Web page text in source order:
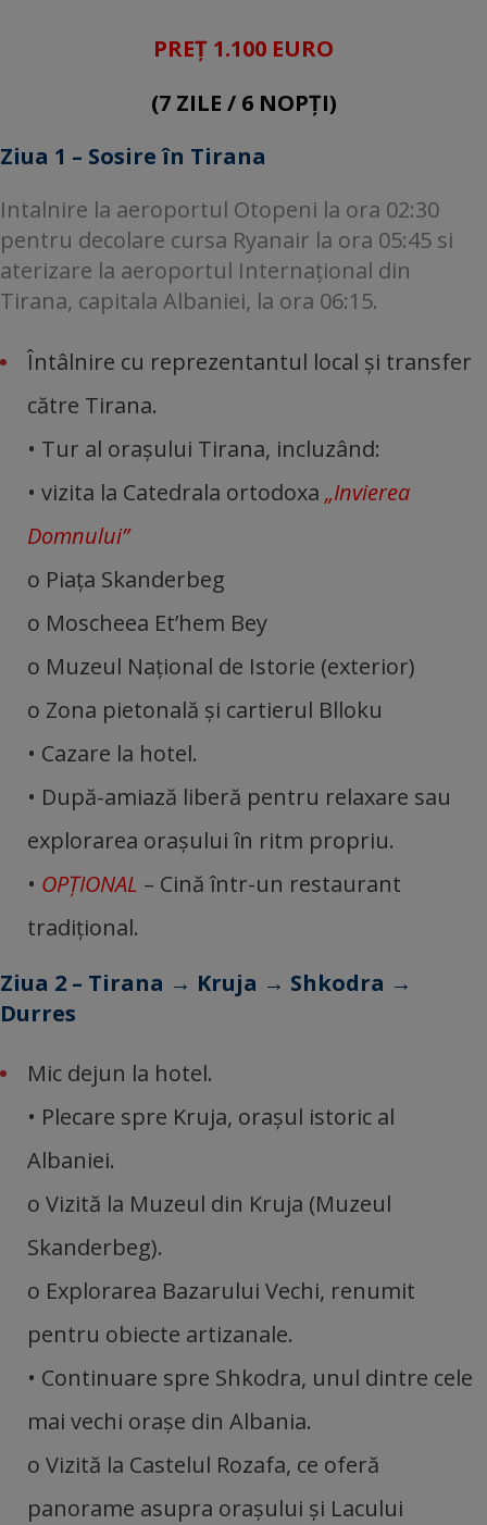
PREȚ 1.100 EURO
(7 ZILE / 6 NOPȚI)
Ziua 1 – Sosire în Tirana
Intalnire la aeroportul Otopeni la ora 02:30
pentru decolare cursa Ryanair la ora 05:45 si
aterizare la aeroportul Internațional din
Tirana, capitala Albaniei, la ora 06:15.
Întâlnire cu reprezentantul local și transfer
către Tirana.
• Tur al orașului Tirana, incluzând:
• vizita la Catedrala ortodoxa „Invierea
Domnului”
o Piața Skanderbeg
o Moscheea Et’hem Bey
o Muzeul Național de Istorie (exterior)
o Zona pietonală și cartierul Blloku
• Cazare la hotel.
• După-amiază liberă pentru relaxare sau
explorarea orașului în ritm propriu.
• OPȚIONAL – Cină într-un restaurant
tradițional.
Ziua 2 – Tirana → Kruja → Shkodra →
Durres
Mic dejun la hotel.
• Plecare spre Kruja, orașul istoric al
Albaniei.
o Vizită la Muzeul din Kruja (Muzeul
Skanderbeg).
o Explorarea Bazarului Vechi, renumit
pentru obiecte artizanale.
• Continuare spre Shkodra, unul dintre cele
mai vechi orașe din Albania.
o Vizită la Castelul Rozafa, ce oferă
panorame asupra orașului și Lacului